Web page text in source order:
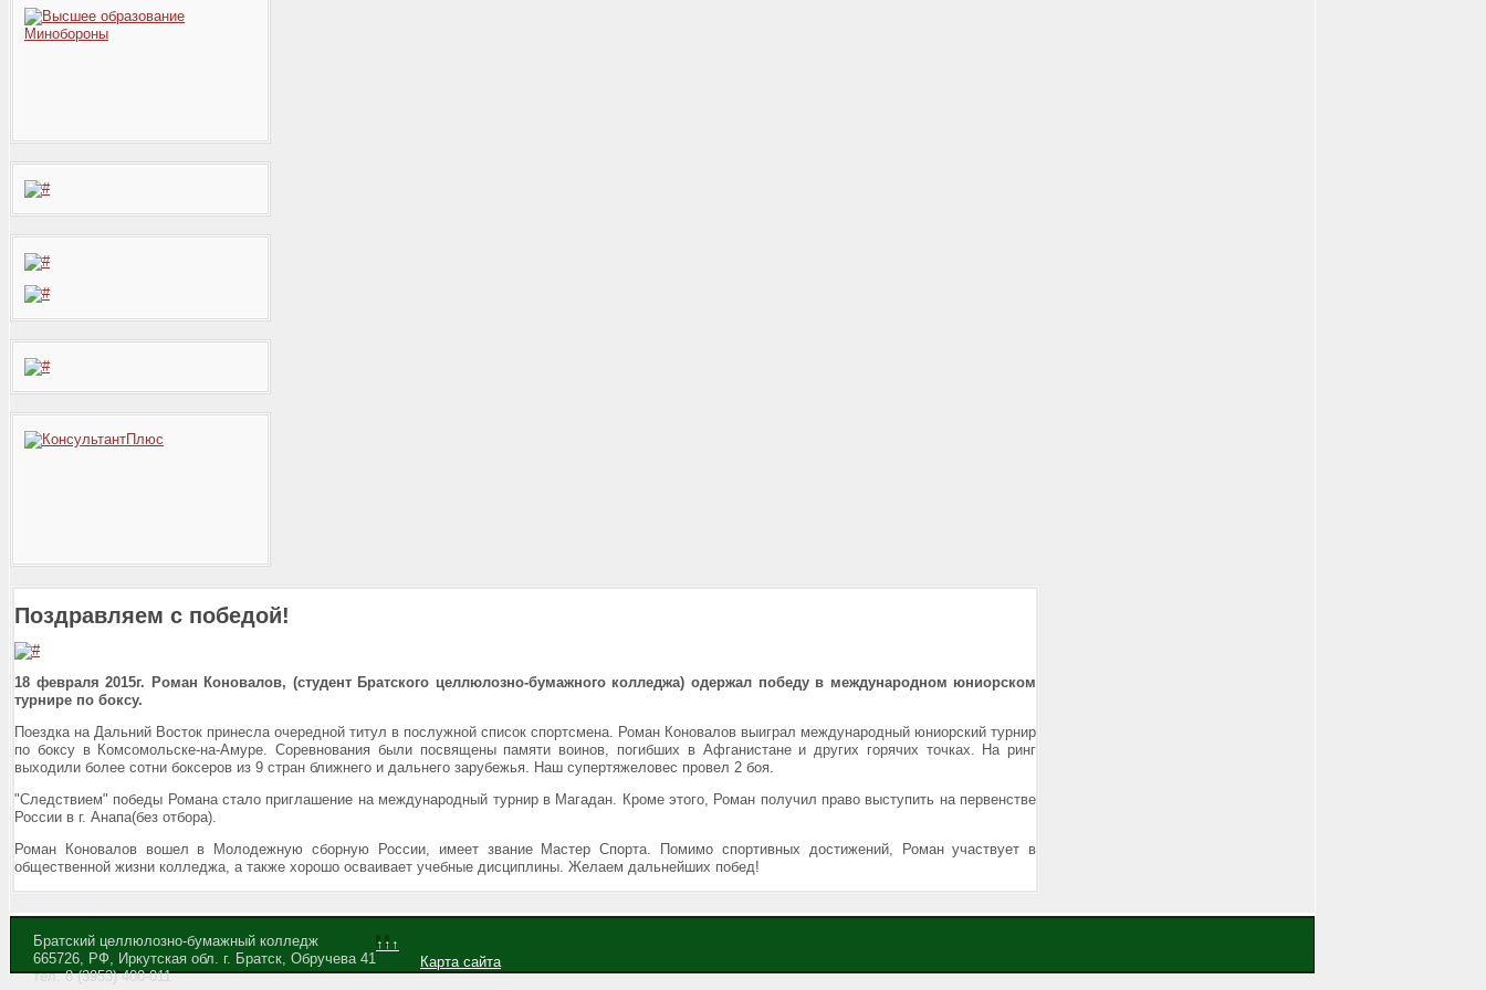
Поздравляем с победой!
18 февраля 2015г. Роман Коновалов, (студент Братского целлюлозно-бумажного колледжа) одержал победу в международном юниорском
турнире по боксу.
Поездка на Дальний Восток принесла очередной титул в послужной список спортсмена. Роман Коновалов выиграл международный юниорский турнир
по боксу в Комсомольске-на-Амуре. Соревнования были посвящены памяти воинов, погибших в Афганистане и других горячих точках. На ринг
выходили более сотни боксеров из 9 стран ближнего и дальнего зарубежья. Наш супертяжеловес провел 2 боя.
"Следствием" победы Романа стало приглашение на международный турнир в Магадан. Кроме этого, Роман получил право выступить на первенстве
России в г. Анапа(без отбора).
Роман Коновалов вошел в Молодежную сборную России, имеет звание Мастер Спорта. Помимо спортивных достижений, Роман участвует в
общественной жизни колледжа, а также хорошо осваивает учебные дисциплины. Желаем дальнейших побед!
Братский целлюлозно-бумажный колледж
665726, РФ, Иркутская обл. г. Братск, Обручева 41
тел. 8 (3953) 400-011
↑↑↑
Карта сайта